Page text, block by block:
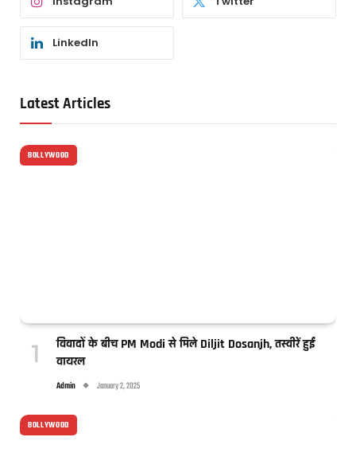
LinkedIn
Latest Articles
BOLLYWOOD
विवादों के बीच PM Modi से मिले Diljit Dosanjh, तस्वीरें हुईं
वायरल
Admin January 2, 2025
BOLLYWOOD